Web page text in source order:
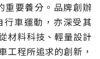
重要養分。品牌創辦
車運動，亦深受其
材料科技、輕量設計
工程所追求的創新，